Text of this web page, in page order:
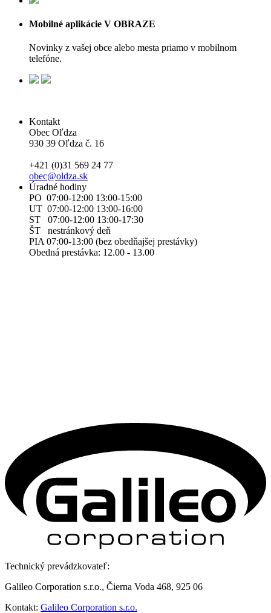
Mobilné aplikácie V OBRAZE
Novinky z vašej obce alebo mesta priamo v mobilnom
telefóne.
Kontakt
Obec Oľdza
930 39 Oľdza č. 16
+421 (0)31 569 24 77
obec@oldza.sk
Úradné hodiny
PO 07:00-12:00 13:00-15:00
UT 07:00-12:00 13:00-16:00
ST 07:00-12:00 13:00-17:30
ŠT nestránkový deň
PIA 07:00-13:00 (bez obedňajšej prestávky)
Obedná prestávka: 12.00 - 13.00
Technický prevádzkovateľ:
Galileo Corporation s.r.o., Čierna Voda 468, 925 06
Kontakt: Galileo Corporation s.r.o.